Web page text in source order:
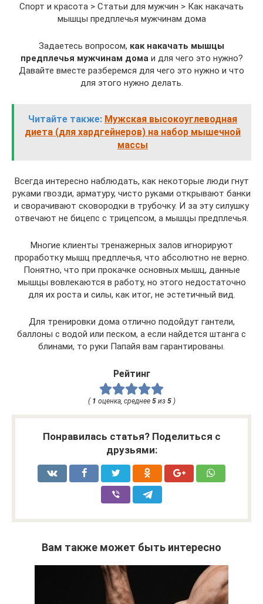
Спорт и красота > Статьи для мужчин > Как накачать
мышцы предплечья мужчинам дома
Задаетесь вопросом, как накачать мышцы
предплечья мужчинам дома и для чего это нужно?
Давайте вместе разберемся для чего это нужно и что
для этого нужно делать.
Читайте также: Мужская высокоуглеводная
диета (для хардгейнеров) на набор мышечной
массы
Всегда интересно наблюдать, как некоторые люди гнут
руками гвозди, арматуру, чисто руками открывают банки
и сворачивают сковородки в трубочку. И за эту силушку
отвечают не бицепс с трицепсом, а мышцы предплечья.
Многие клиенты тренажерных залов игнорируют
проработку мышц предплечья, что абсолютно не верно.
Понятно, что при прокачке основных мышц, данные
мышцы вовлекаются в работу, но этого недостаточно
для их роста и силы, как итог, не эстетичный вид.
Для тренировки дома отлично подойдут гантели,
баллоны с водой или песком, а если найдется штанга с
блинами, то руки Папайя вам гарантированы.
Рейтинг
( 1 оценка, среднее 5из 5)
Понравилась статья? Поделиться с
друзьями:
Вам также может быть интересно